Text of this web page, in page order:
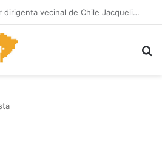
Fondo Patrimonial y Ambiental de El Abra concreta más de 100 proyectos impulsados en la región